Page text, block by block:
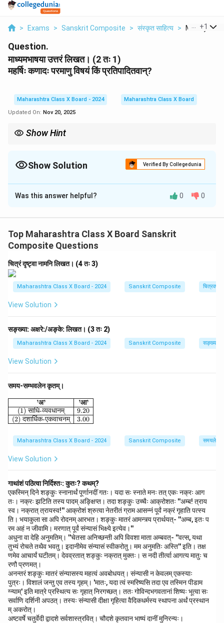
> Exams > Sanskrit Composite > संस्कृत साहित्य > +1
Question.
माध्यमभाषया उत्तरं लिखत। (2 तः 1)
महर्षिः कणादः परमाणु विषयं किं प्रतिपादितवान्?
Maharashtra Class X Board - 2024
Maharashtra Class X Board
Updated On: Nov 20, 2025
Show Hint
Show Solution Verified By Collegedunia
Solution and Explanation
महर्षिः कणादः परमाणुवादस्य सिद्धान्तं प्रतिपादितवान्। सः अवदत् यत्
Download Solution in PDF
Was this answer helpful? 0 0
Top Maharashtra Class X Board Sanskrit
Composite Questions
चित्रं दृष्ट्वा नामनि लिखत। (4 तः 3)
Maharashtra Class X Board - 2024 Sanskrit Composite
View Solution
सङ्ख्या: अक्षरे:/अङ्के: लिखत। (3 तः 2)
Maharashtra Class X Board - 2024 Sanskrit Composite
View Solution
समय-सम्भवलेन कृतम्।
\begin{array}{|c|c|} \hline \textbf{'अ'} & \textbf{'आ'} \\
’अ’
(1) साधि-व्यवधानम्
(2) दशार्धिक-एकवाचनम्
’आ’
9.20
3.00
Maharashtra Class X Board - 2024 Sanskrit Composite
View Solution
गाथांशं पठित्वा निर्दिश्तः: कुतः? कथम्?
एकस्मिन् दिने शङ्कुः स्नानार्थं पूर्णानदीं गतः। यदा सः स्नाते मनः तत् एकः नक्रः आग
तः। नक्रः झटिति तस्य पादम् अङ्क्षिप्त। तदा शङ्कुः उच्चैः आक्रोशतः ''अम्ब! त्राय
स्व। नक्रात् त्रायस्व!'' आक्रोशं श्रुत्वा नेतरीतं ग्राम आसन्नं पूर्वं नक्रं गृहाति पत्स्य
ति। भयाकुला सा अपि रोदनम् आरभत। शङ्कुः मातरं आमन्त्र्य प्रार्थयत्- ''अम्ब, इतः प
रम अहं न जीवामि। मरणात् पूर्वं संन्यासं भिक्ष्ये इत्येव।''
अधुना वा देहि अनुमतिम्। ''चेतसा अनिच्छन्ती अपि विवशा माता अम्बवत्- ''वत्स, यथा
तुभ्यं रोचते तथैव भवतु। इदानीमेव संन्यासं स्वीकरोतु। मम अनुमतिः अस्ति'' इति। तक्ष
णमेव आचार्यं घटीतम्। देवव्रतात् शङ्कुः नक्रात् मुक्तः। स नदी तीर्त्वा आगत्य मातुः च
रणौ प्रणमत्।
अनन्तरं शङ्कुः मातरं संन्यासस्य महत्वं अवबोधयत्। संन्यासी न केवलम् एकस्याः
पुत्रः। विशालं जन्तु एव तस्य गृहम्। 'मातः, यदा त्वं स्मरिष्यसि तदा एव तस्मिन पीडाम
ग्न्याम्' इति मात्रे प्रस्थित्य सः गृहात् निरगच्छत्। ततः गोविन्दभगवतानां शिष्यः भूत्वा सः
सर्वाणि दर्शिनी अपठत्। तस्यः संन्यासी दीक्षा गृहित्वा वैदिकधर्मस्य स्थापना अर्थं प्रस्थान
म् अकरोत्।
अष्टवर्षे चतुर्वेदी द्वादशे सर्वशास्त्रवित्। चौदशे कृतवान भाष्यं दानीं मुनिरन्यः।